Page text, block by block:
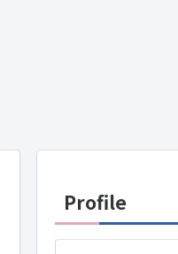
Profile